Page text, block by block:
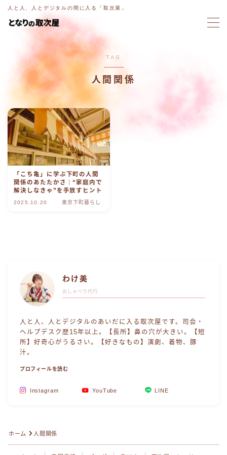
人と人、人とデジタルの間に入る「取次屋」
MENU
ホーム
意図電話
ブログ
ラジオ
取次屋ストーリー
TAG
人間関係
「こち亀」に学ぶ下町の人間
関係のあたたかさ｜“家庭内で
解決しなきゃ”を手放すヒント
2025.10.20 東京下町暮らし
わけ美
おしゃべり代行
人と人、人とデジタルのあいだに入る取次屋です。司会・
ヘルプデスク歴15年以上。【長所】鼻の穴が大きい。【短
所】好奇心がうるさい。【好きなもの】演劇、着物、豚
汁。
プロフィールを読む
Instagram YouTube LINE
ホーム 人間関係